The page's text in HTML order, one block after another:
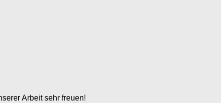
Arbeit sehr freuen!